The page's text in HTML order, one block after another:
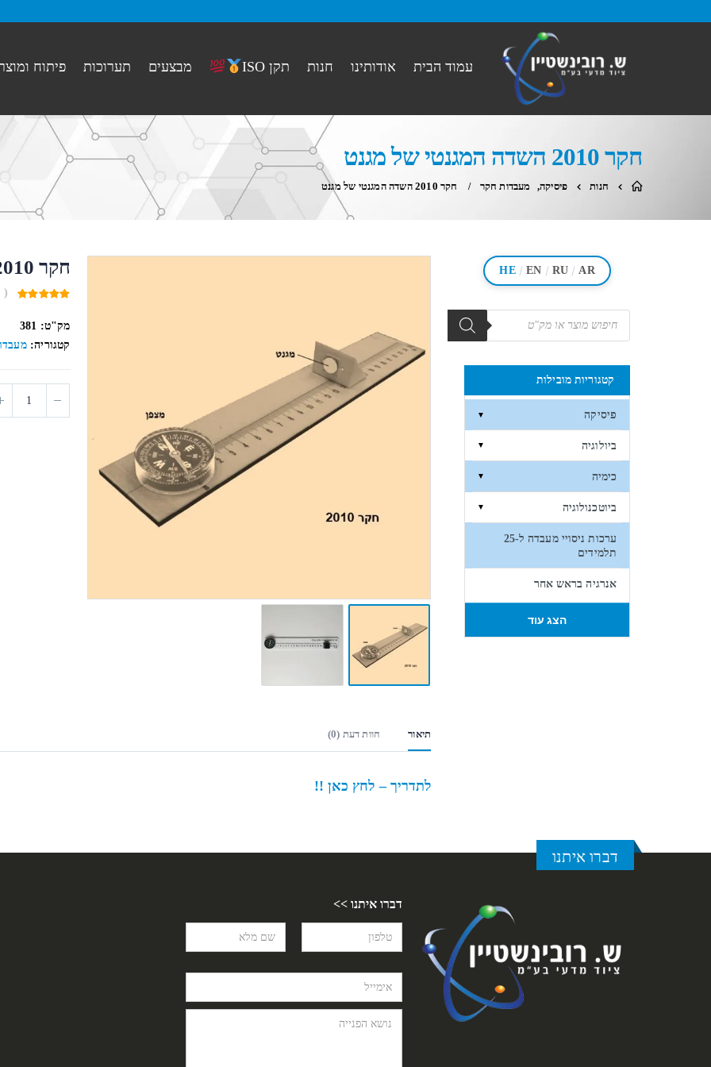
עמוד הבית אודותינו חנות תקן ISO מבצעים תערוכות פיתוח
חקר 2010 השדה המגנטי של מגנט
חנות פיסיקה, מעבדות חקר חקר 2010 השדה המגנטי של מגנט
חקר 2010 השדה המגנטי של מגנט
out
of
5
(
מק"ט: 381
קטגוריה:
תיאור חוות דעת (0)
לתדריך – לחץ כאן !!
HE / EN / RU / AR
מוצרים
search
קטגוריות מובילות
פיסיקה ▼
ביולוגיה ▼
כימיה ▼
ביוטכנולוגיה ▼
ערכות ניסויי מעבדה ל-25
תלמידים
אנרגיה בראש אחר
הצג עוד
דברו איתנו
דברו איתנו >>